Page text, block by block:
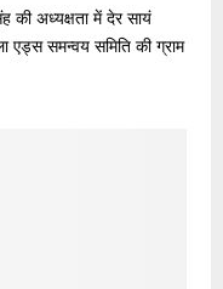
की अध्यक्षता में देर सायं
एड्स समन्वय समिति की ग्राम